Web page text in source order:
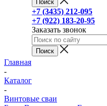
+7 (3435) 212-095
+7 (922) 183-20-95
Заказать звонок
Главная
-
Каталог
-
Винтовые сваи